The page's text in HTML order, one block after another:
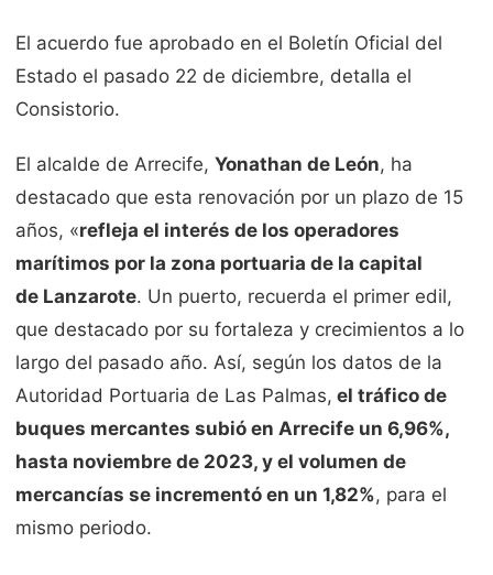
El acuerdo fue aprobado en el Boletín Oficial del
Estado el pasado 22 de diciembre, detalla el
Consistorio.
El alcalde de Arrecife, Yonathan de León, ha
destacado que esta renovación por un plazo de 15
años, «refleja el interés de los operadores
marítimos por la zona portuaria de la capital
de Lanzarote. Un puerto, recuerda el primer edil,
que destacado por su fortaleza y crecimientos a lo
largo del pasado año. Así, según los datos de la
Autoridad Portuaria de Las Palmas, el tráfico de
buques mercantes subió en Arrecife un 6,96%,
hasta noviembre de 2023, y el volumen de
mercancías se incrementó en un 1,82%, para el
mismo periodo.